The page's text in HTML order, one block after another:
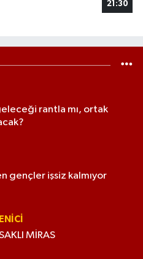
21:30
rantla mı, ortak
gençler işsiz kalmıyor
MİRAS